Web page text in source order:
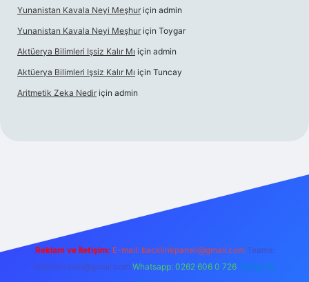
Yunanistan Kavala Neyi Meşhur için admin
Yunanistan Kavala Neyi Meşhur için Toygar
Aktüerya Bilimleri Işsiz Kalır Mı için admin
Aktüerya Bilimleri Işsiz Kalır Mı için Tuncay
Aritmetik Zeka Nedir için admin
Reklam ve İletişim: E-mail: backlinkpaneli@gmail.com Teams:
forumhizmeti@gmail.com Whatsapp: 0262 606 0 726 Telegram: